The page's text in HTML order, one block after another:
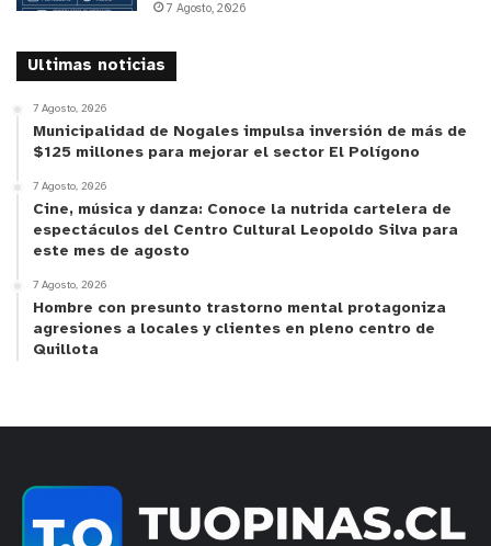
7 Agosto, 2026
Ultimas noticias
7 Agosto, 2026
Municipalidad de Nogales impulsa inversión de más de
$125 millones para mejorar el sector El Polígono
7 Agosto, 2026
Cine, música y danza: Conoce la nutrida cartelera de
espectáculos del Centro Cultural Leopoldo Silva para
este mes de agosto
7 Agosto, 2026
Hombre con presunto trastorno mental protagoniza
agresiones a locales y clientes en pleno centro de
Quillota